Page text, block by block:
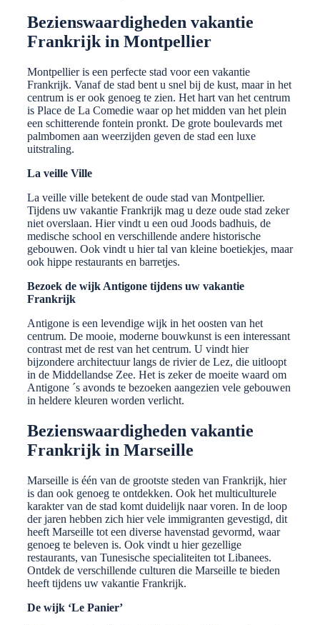
Bezienswaardigheden vakantie
Frankrijk in Montpellier
Montpellier is een perfecte stad voor een vakantie
Frankrijk. Vanaf de stad bent u snel bij de kust, maar in het
centrum is er ook genoeg te zien. Het hart van het centrum
is Place de La Comedie waar op het midden van het plein
een schitterende fontein pronkt. De grote boulevards met
palmbomen aan weerzijden geven de stad een luxe
uitstraling.
La veille Ville
La veille ville betekent de oude stad van Montpellier.
Tijdens uw vakantie Frankrijk mag u deze oude stad zeker
niet overslaan. Hier vindt u een oud Joods badhuis, de
medische school en verschillende andere historische
gebouwen. Ook vindt u hier tal van kleine boetiekjes, maar
ook hippe restaurants en barretjes.
Bezoek de wijk Antigone tijdens uw vakantie
Frankrijk
Antigone is een levendige wijk in het oosten van het
centrum. De mooie, moderne bouwkunst is een interessant
contrast met de rest van het centrum. U vindt hier
bijzondere architectuur langs de rivier de Lez, die uitloopt
in de Middellandse Zee. Het is zeker de moeite waard om
Antigone ´s avonds te bezoeken aangezien vele gebouwen
in heldere kleuren worden verlicht.
Bezienswaardigheden vakantie
Frankrijk in Marseille
Marseille is één van de grootste steden van Frankrijk, hier
is dan ook genoeg te ontdekken. Ook het multiculturele
karakter van de stad komt duidelijk naar voren. In de loop
der jaren hebben zich hier vele immigranten gevestigd, dit
heeft Marseille tot een diverse havenstad gevormd, waar
genoeg te beleven is. Ook vindt u hier gezellige
restaurants, van Tunesische specialiteiten tot Libanees.
Ontdek de verschillende culturen die Marseille te bieden
heeft tijdens uw vakantie Frankrijk.
De wijk ‘Le Panier’